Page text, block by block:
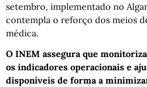
setembro, implementado no
contempla o reforço dos meios
médica.
O INEM assegura que
os indicadores operacionais e
disponíveis de forma a